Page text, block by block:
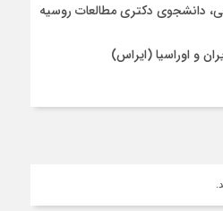
دانشجوی دکتری مطالعات روسیه
و اوراسیا (ایراس)